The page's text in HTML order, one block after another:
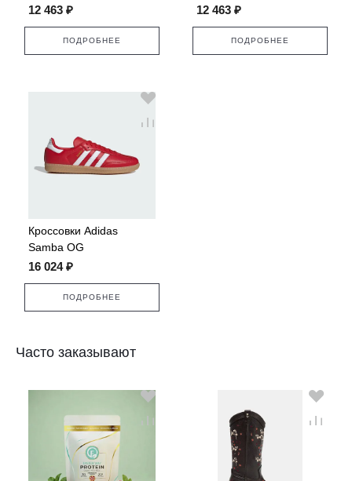
12 463 ₽
ПОДРОБНЕЕ
SANDALS
12 463 ₽
ПОДРОБНЕЕ
Кроссовки Adidas
Samba OG
16 024 ₽
ПОДРОБНЕЕ
Часто заказывают